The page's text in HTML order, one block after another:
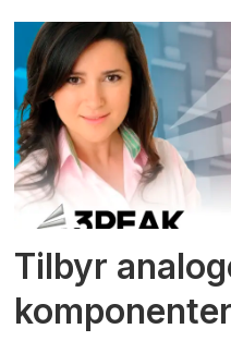
Tilbyr
komponenter